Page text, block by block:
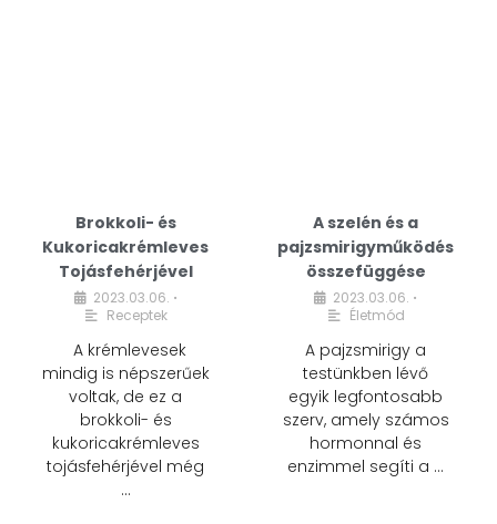
Brokkoli- és
Kukoricakrémleves
Tojásfehérjével
2023.03.06. •
Receptek
A krémlevesek
mindig is népszerűek
voltak, de ez a
brokkoli- és
kukoricakrémleves
tojásfehérjével még
…
A szelén és a
pajzsmirigyműködés
összefüggése
2023.03.06. •
Életmód
A pajzsmirigy a
testünkben lévő
egyik legfontosabb
szerv, amely számos
hormonnal és
enzimmel segíti a …